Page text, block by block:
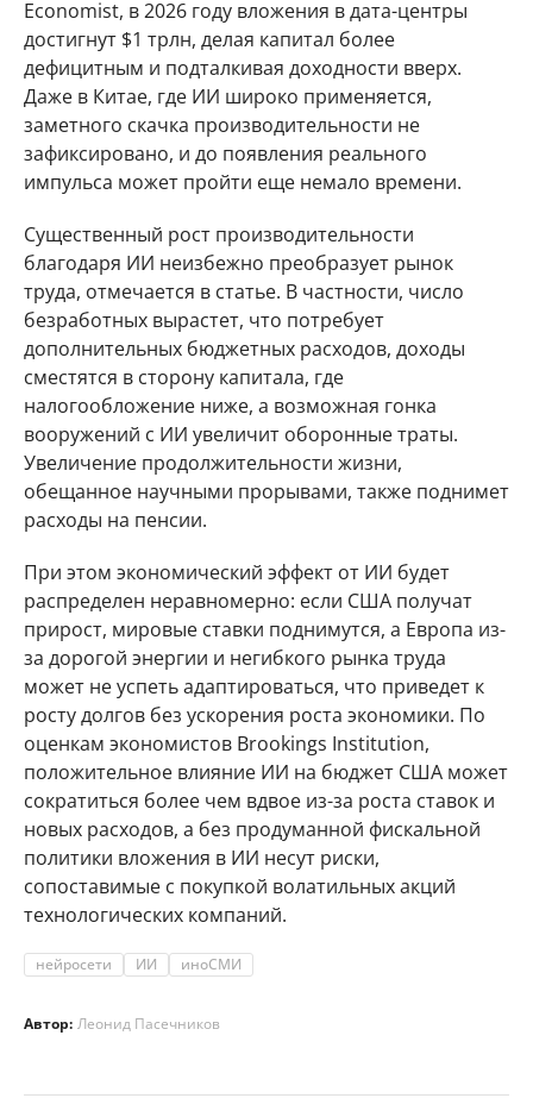
Economist, в 2026 году вложения в дата-центры
достигнут $1 трлн, делая капитал более
дефицитным и подталкивая доходности вверх.
Даже в Китае, где ИИ широко применяется,
заметного скачка производительности не
зафиксировано, и до появления реального
импульса может пройти еще немало времени.
Существенный рост производительности
благодаря ИИ неизбежно преобразует рынок
труда, отмечается в статье. В частности, число
безработных вырастет, что потребует
дополнительных бюджетных расходов, доходы
сместятся в сторону капитала, где
налогообложение ниже, а возможная гонка
вооружений с ИИ увеличит оборонные траты.
Увеличение продолжительности жизни,
обещанное научными прорывами, также поднимет
расходы на пенсии.
При этом экономический эффект от ИИ будет
распределен неравномерно: если США получат
прирост, мировые ставки поднимутся, а Европа из-
за дорогой энергии и негибкого рынка труда
может не успеть адаптироваться, что приведет к
росту долгов без ускорения роста экономики. По
оценкам экономистов Brookings Institution,
положительное влияние ИИ на бюджет США может
сократиться более чем вдвое из-за роста ставок и
новых расходов, а без продуманной фискальной
политики вложения в ИИ несут риски,
сопоставимые с покупкой волатильных акций
технологических компаний.
нейросети ИИ иноСМИ
Автор: Леонид Пасечников